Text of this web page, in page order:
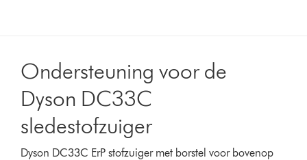
Ondersteuning voor de
Dyson DC33C
sledestofzuiger
Dyson DC33C ErP stofzuiger met borstel voor bovenop